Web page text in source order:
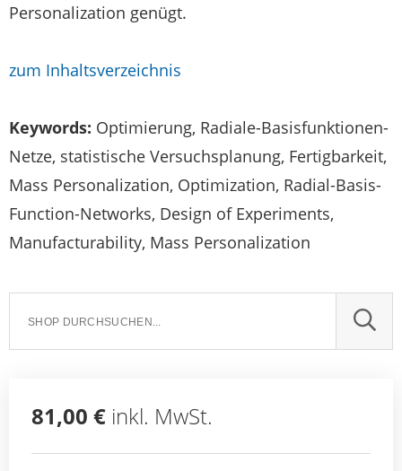
Personalization genügt.
zum Inhaltsverzeichnis
Keywords: Optimierung, Radiale-Basisfunktionen-
Netze, statistische Versuchsplanung, Fertigbarkeit,
Mass Personalization, Optimization, Radial-Basis-
Function-Networks, Design of Experiments,
Manufacturability, Mass Personalization
81,00 € inkl. MwSt.